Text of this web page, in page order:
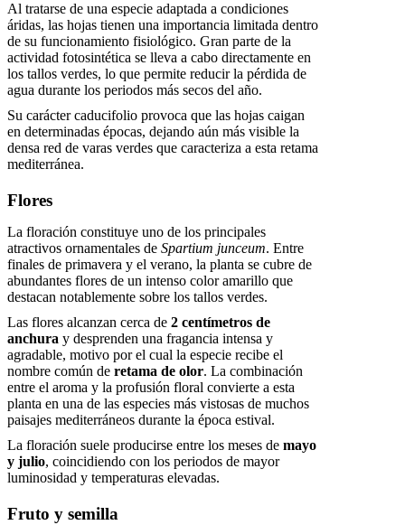
Al tratarse de una especie adaptada a condiciones
áridas, las hojas tienen una importancia limitada dentro
de su funcionamiento fisiológico. Gran parte de la
actividad fotosintética se lleva a cabo directamente en
los tallos verdes, lo que permite reducir la pérdida de
agua durante los periodos más secos del año.
Su carácter caducifolio provoca que las hojas caigan
en determinadas épocas, dejando aún más visible la
densa red de varas verdes que caracteriza a esta retama
mediterránea.
Flores
La floración constituye uno de los principales
atractivos ornamentales de Spartium junceum. Entre
finales de primavera y el verano, la planta se cubre de
abundantes flores de un intenso color amarillo que
destacan notablemente sobre los tallos verdes.
Las flores alcanzan cerca de 2 centímetros de
anchura y desprenden una fragancia intensa y
agradable, motivo por el cual la especie recibe el
nombre común de retama de olor. La combinación
entre el aroma y la profusión floral convierte a esta
planta en una de las especies más vistosas de muchos
paisajes mediterráneos durante la época estival.
La floración suele producirse entre los meses de mayo
y julio, coincidiendo con los periodos de mayor
luminosidad y temperaturas elevadas.
Fruto y semilla